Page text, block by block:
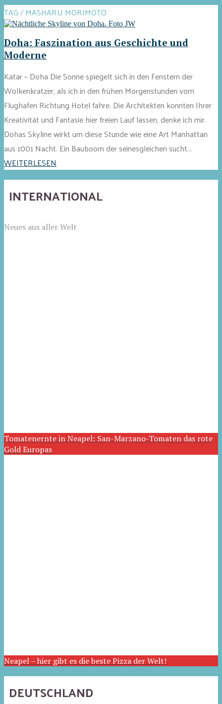
TAG / MASHARU MORIMOTO
Doha: Faszination aus Geschichte und
Moderne
Katar – Doha Die Sonne spiegelt sich in den Fenstern der
Wolkenkratzer, als ich in den frühen Morgenstunden vom
Flughafen Richtung Hotel fahre. Die Architekten konnten Ihrer
Kreativität und Fantasie hier freien Lauf lassen, denke ich mir.
Dohas Skyline wirkt um diese Stunde wie eine Art Manhattan
aus 1001 Nacht. Ein Bauboom der seinesgleichen sucht...
WEITERLESEN
INTERNATIONAL
Neues aus aller Welt
Tomatenernte in Neapel: San-Marzano-Tomaten das rote
Gold Europas
Neapel – hier gibt es die beste Pizza der Welt!
DEUTSCHLAND